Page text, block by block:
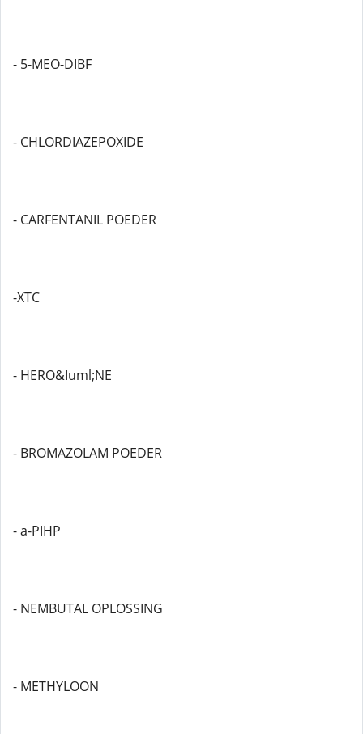
- 5-MEO-DIBF
- CHLORDIAZEPOXIDE
- CARFENTANIL POEDER
-XTC
- HERO&Iuml;NE
- BROMAZOLAM POEDER
- a-PIHP
- NEMBUTAL OPLOSSING
- METHYLOON